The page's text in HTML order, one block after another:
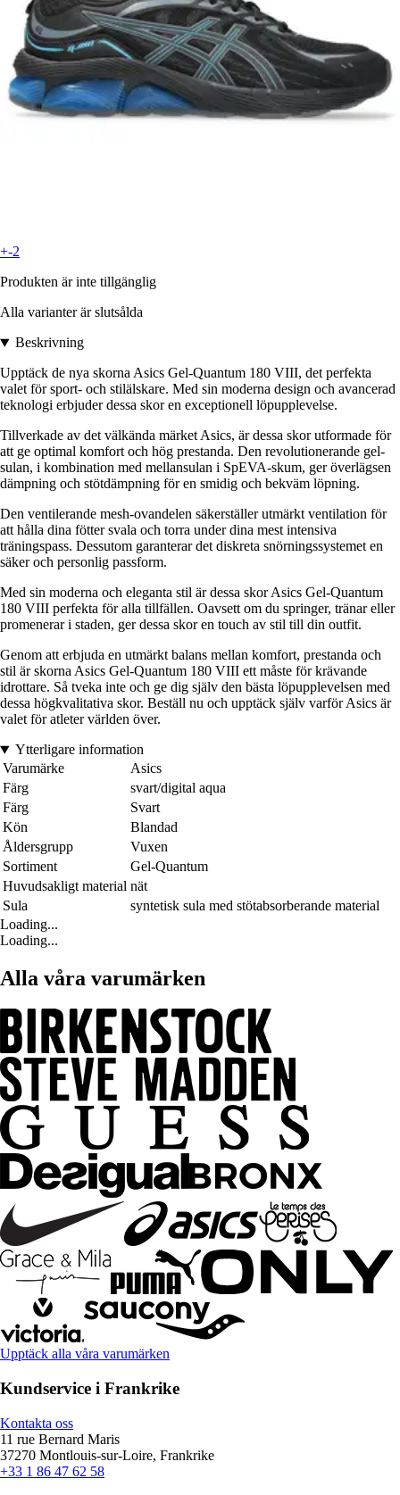
+-2
Produkten är inte tillgänglig
Alla varianter är slutsålda
Beskrivning
Upptäck de nya skorna Asics Gel-Quantum 180 VIII, det perfekta
valet för sport- och stilälskare. Med sin moderna design och avancerad
teknologi erbjuder dessa skor en exceptionell löpupplevelse.
Tillverkade av det välkända märket Asics, är dessa skor utformade för
att ge optimal komfort och hög prestanda. Den revolutionerande gel-
sulan, i kombination med mellansulan i SpEVA-skum, ger överlägsen
dämpning och stötdämpning för en smidig och bekväm löpning.
Den ventilerande mesh-ovandelen säkerställer utmärkt ventilation för
att hålla dina fötter svala och torra under dina mest intensiva
träningspass. Dessutom garanterar det diskreta snörningssystemet en
säker och personlig passform.
Med sin moderna och eleganta stil är dessa skor Asics Gel-Quantum
180 VIII perfekta för alla tillfällen. Oavsett om du springer, tränar eller
promenerar i staden, ger dessa skor en touch av stil till din outfit.
Genom att erbjuda en utmärkt balans mellan komfort, prestanda och
stil är skorna Asics Gel-Quantum 180 VIII ett måste för krävande
idrottare. Så tveka inte och ge dig själv den bästa löpupplevelsen med
dessa högkvalitativa skor. Beställ nu och upptäck själv varför Asics är
valet för atleter världen över.
Ytterligare information
Varumärke
Asics
Färg
svart/digital aqua
Färg
Svart
Kön
Blandad
Åldersgrupp
Vuxen
Sortiment
Gel-Quantum
Huvudsakligt material nät
Sula
syntetisk sula med stötabsorberande material
Loading...
Loading...
Alla våra varumärken
Upptäck alla våra varumärken
Kundservice i Frankrike
Kontakta oss
11 rue Bernard Maris
37270 Montlouis-sur-Loire, Frankrike
+33 1 86 47 62 58